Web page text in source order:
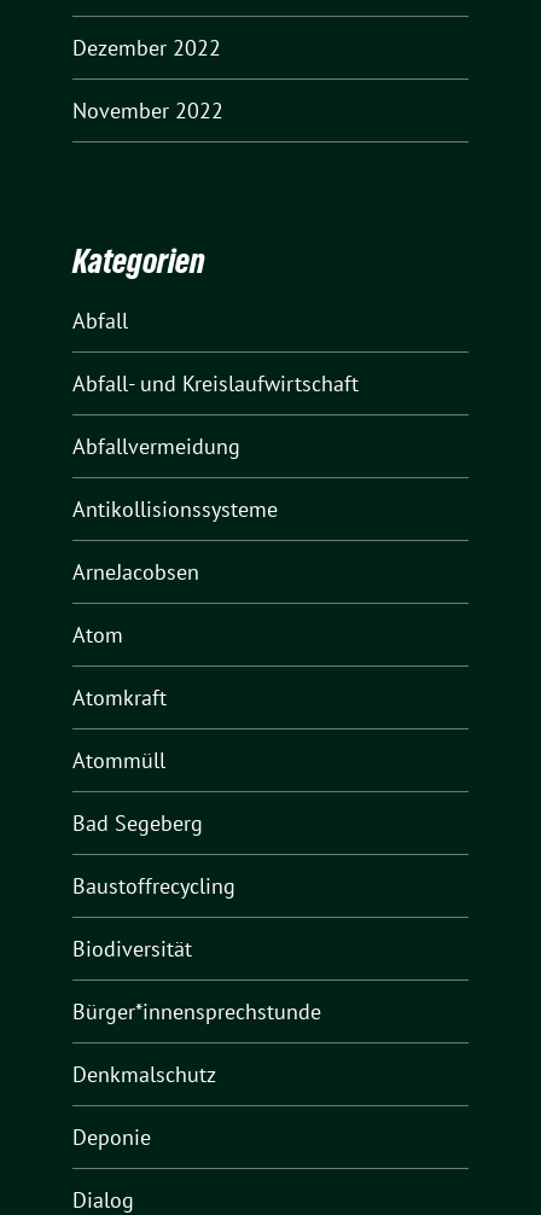
Dezember 2022
November 2022
Kategorien
Abfall
Abfall- und Kreislaufwirtschaft
Abfallvermeidung
Antikollisionssysteme
ArneJacobsen
Atom
Atomkraft
Atommüll
Bad Segeberg
Baustoffrecycling
Biodiversität
Bürger*innensprechstunde
Denkmalschutz
Deponie
Dialog